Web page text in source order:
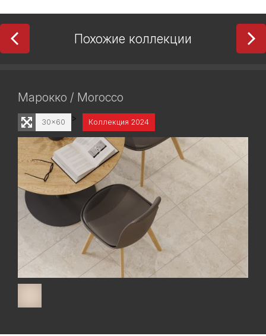
Похожие коллекции
Марокко / Morocco
>
30x60 Коллекция 2024